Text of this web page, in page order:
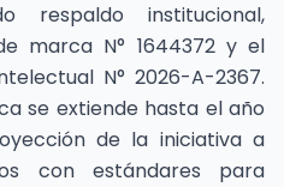
respaldo institucional,
marca N° 1644372 y el
N° 2026-A-2367.
se extiende hasta el año
de la iniciativa a
con estándares para